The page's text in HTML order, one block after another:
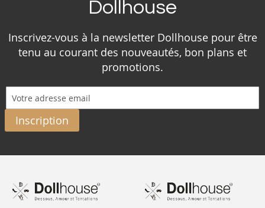
Dollhouse
Inscrivez-vous à la newsletter Dollhouse pour être
tenu au courant des nouveautés, bon plans et
promotions.
Inscription